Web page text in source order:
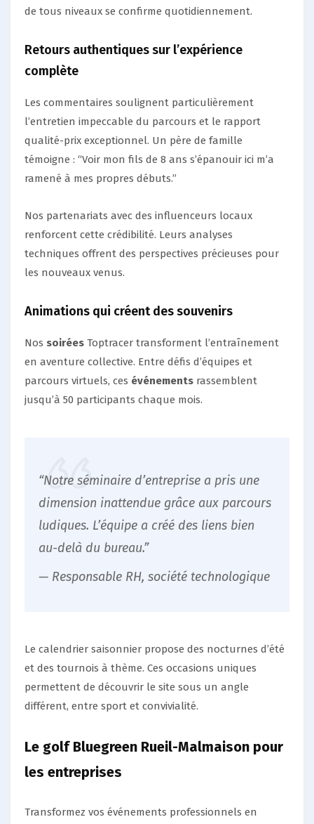
de tous niveaux se confirme quotidiennement.
Retours authentiques sur l’expérience
complète
Les commentaires soulignent particulièrement
l’entretien impeccable du parcours et le rapport
qualité-prix exceptionnel. Un père de famille
témoigne : “Voir mon fils de 8 ans s’épanouir ici m’a
ramené à mes propres débuts.”
Nos partenariats avec des influenceurs locaux
renforcent cette crédibilité. Leurs analyses
techniques offrent des perspectives précieuses pour
les nouveaux venus.
Animations qui créent des souvenirs
Nos soirées Toptracer transforment l’entraînement
en aventure collective. Entre défis d’équipes et
parcours virtuels, ces événements rassemblent
jusqu’à 50 participants chaque mois.
“Notre séminaire d’entreprise a pris une
dimension inattendue grâce aux parcours
ludiques. L’équipe a créé des liens bien
au-delà du bureau.”
— Responsable RH, société technologique
Le calendrier saisonnier propose des nocturnes d’été
et des tournois à thème. Ces occasions uniques
permettent de découvrir le site sous un angle
différent, entre sport et convivialité.
Le golf Bluegreen Rueil-Malmaison pour
les entreprises
Transformez vos événements professionnels en